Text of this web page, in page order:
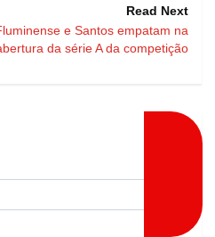
Read Next
e Santos empatam na
da série A da competição